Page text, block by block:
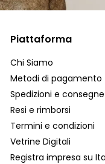
Piattaforma
Chi Siamo
Metodi di pagamento
Spedizioni e consegne
Resi e rimborsi
Termini e condizioni
Vetrine Digitali
Registra impresa su